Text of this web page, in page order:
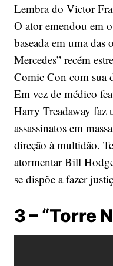
Lembra do Victor
O ator emendou em
baseada em uma
Mercedes” recém
Comic Con com sua
Em vez de médico
Harry Treadaway faz
assassinatos em
direção à multidão.
atormentar Bill
se dispõe a fazer
3 – “Torre